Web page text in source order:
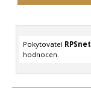
Pokytovatel RPSnet
hodnocen.